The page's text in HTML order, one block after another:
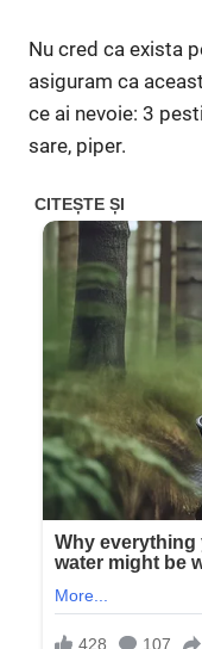
Nu cred ca exista
asiguram ca
ce ai nevoie: 3
sare, piper.